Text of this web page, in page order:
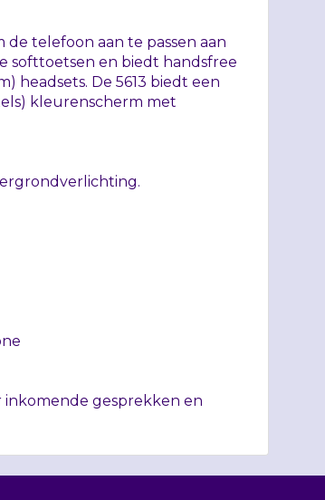
telefoon aan te passen aan
softtoetsen en biedt handsfree
headsets. De 5613 biedt een
kleurenscherm met
gesprekken en